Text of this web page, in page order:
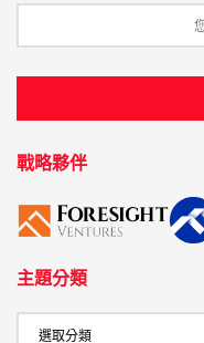
戰略夥伴
主題分類